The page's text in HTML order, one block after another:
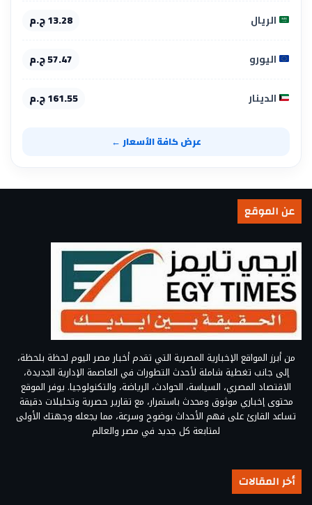
الريال 13.28 ج.م
اليورو 57.47 ج.م
الدينار 161.55 ج.م
عرض كافة الأسعار ←
عن الموقع
من أبرز المواقع الإخبارية المصرية التي تقدم أخبار مصر اليوم لحظة بلحظة،
إلى جانب تغطية شاملة لأحدث التطورات في العاصمة الإدارية الجديدة،
الاقتصاد المصري، السياسة، الحوادث، الرياضة، والتكنولوجيا. يوفر الموقع
محتوى إخباري موثوق ومحدث باستمرار، مع تقارير حصرية وتحليلات دقيقة
تساعد القارئ على فهم الأحداث بوضوح وسرعة، مما يجعله وجهتك الأولى
لمتابعة كل جديد في مصر والعالم
أخر المقالات